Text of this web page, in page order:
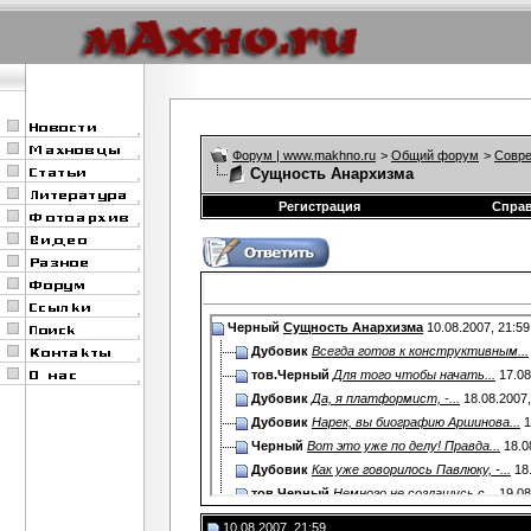
Форум | www.makhno.ru > Общий форум >
Сущность Анархизма
Регистрация
Черный Сущность Анархизма 10.08.2007, 21:59
Дубовик Всегда готов к конструктивным...
тов.Черный Для того чтобы начать...
Дубовик Да, я платформист, -... 18.08.2007,
Дубовик Нарек, вы биографию Аршинова...
Черный Вот это уже по делу! Правда...
Дубовик Как уже говорилось Павлюку, -...
тов.Черный Немного не соглашусь с...
Черный Хрошо, давайте я тогда по...
10.08.2007, 21:59